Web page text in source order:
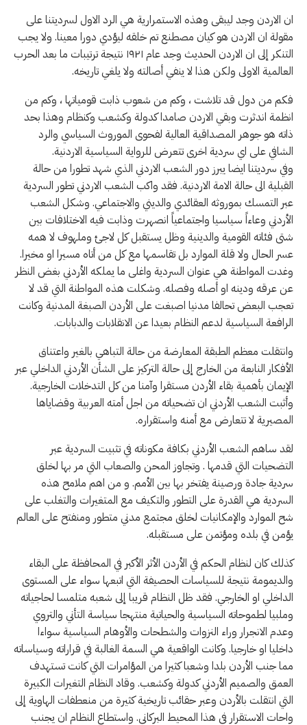
ان الاردن وجد ليبقى وهذه الاستمرارية هي الرد الاول لسرديتنا على
مقولة ان الاردن هو كيان مصطنع تم خلقه ليؤدي دورا معينا. ولا يجب
التنكر إلى ان الاردن الحديث وجد عام ١٩٢١ نتيجة ترتيبات ما بعد الحرب
العالمية الاولى ولكن هذا لا ينفي أصالته ولا يلغي تاريخه.
فكم من دول قد تلاشت ، وكم من شعوب ذابت قومياتها ، وكم من
انظمة اندثرت وبقي الاردن صامدا كدولة وكشعب وكنظام وهذا بحد
ذاته هو جوهر المصداقية العالية لفحوى الموروث السياسي والرد
الشافي على اي سردية اخرى تتعرض للرواية السياسية الاردنية.
وفي سرديتنا ايضا يبرز دور الشعب الاردني الذي شهد تطورا من حالة
القبلية الى حالة الامة الاردنية. فقد واكب الشعب الاردني تطور السردية
عبر التمسك بموروثه العقائدي والديني والاجتماعي. وشكل الشعب
الأردني وعاءاً سياسيا واجتماعياً انصهرت وذابت فيه الاختلافات بين
شتى فئاته القومية والدينية وظل يستقبل كل لاجئ وملهوف لا همه
عسر الحال ولا قلة الموارد بل تقاسمها مع كل من أتاه مسيرا او مخيرا.
وغدت المواطنة هي عنوان السردية واغلى ما يملكه الأردني بغض النظر
عن عرقه ودينه او أصله وفصله. وشكلت هذه المواطنة التي قد لا
تعجب البعض تحالفا مدنيا اصبغت على الأردن الصبغة المدنية وكانت
الرافعة السياسية لدعم النظام بعيدا عن الانقلابات والدبابات.
وانتقلت معظم الطبقة المعارضة من حالة التباهي بالغير واعتناق
الأفكار النابعة من الخارج إلى حالة التركيز على الشأن الأردني الداخلي عبر
الإيمان بأهمية بقاء الأردن مستقرا وآمنا من كل التدخلات الخارجية.
وأثبت الشعب الأردني ان تضحياته من اجل أمته العربية وقضاياها
المصيرية لا تتعارض مع أمنه واستقراره.
لقد ساهم الشعب الأردني بكافة مكوناته في تثبيت السردية عبر
التضحيات التي قدمها . وتجاوز المحن والصعاب التي مر بها لخلق
سردية جادة ورصينة يفتخر بها بين الأمم. و من اهم ملامح هذه
السردية هي القدرة على التطور والتكيف مع المتغيرات والتغلب على
شح الموارد والإمكانيات لخلق مجتمع مدني متطور ومنفتح على العالم
يؤمن في بلده ومؤتمن على مستقبله.
كذلك كان لنظام الحكم في الأردن الأثر الأكبر في المحافظة على البقاء
والديمومة نتيجة للسياسات الحصيفة التي اتبعها سواء على المستوى
الداخلي او الخارجي. فقد ظل النظام قريبا إلى شعبه متلمسا لحاجياته
وملبيا لطموحاته السياسية والحياتية منتهجا سياسة التأني والتروي
وعدم الانجرار وراء النزوات والشطحات والأوهام السياسية سواءا
داخليا او خارجيا. وكانت الواقعية هي السمة الغالبة في قراراته وسياساته
مما جنب الأردن بلدا وشعبا كثيرا من المؤامرات التي كانت تستهدف
العمق والصميم الأردني كدولة وكشعب. وقاد النظام التغيرات الكبيرة
التي انتقلت بالأردن وعبر حقائب تاريخية كثيرة من منعطفات الهاوية إلى
واحات الاستقرار في هذا المحيط البركاني. واستطاع النظام ان يجنب